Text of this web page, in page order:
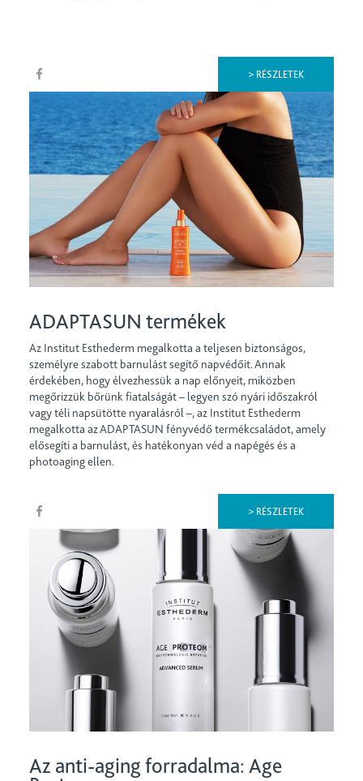
> RÉSZLETEK
ADAPTASUN termékek
Az Institut Esthederm megalkotta a teljesen biztonságos,
személyre szabott barnulást segítő napvédőit. Annak
érdekében, hogy élvezhessük a nap előnyeit, miközben
megőrizzük bőrünk fiatalságát – legyen szó nyári időszakról
vagy téli napsütötte nyaralásról –, az Institut Esthederm
megalkotta az ADAPTASUN fényvédő termékcsaládot, amely
elősegíti a barnulást, és hatékonyan véd a napégés és a
photoaging ellen.
> RÉSZLETEK
Az anti-aging forradalma: Age